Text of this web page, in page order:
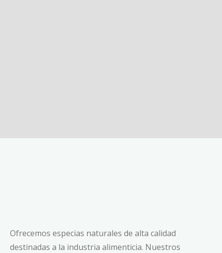
Ofrecemos especias naturales de alta calidad
destinadas a la industria alimenticia. Nuestros